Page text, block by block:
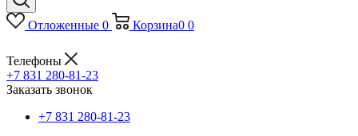
Отложенные 0 Корзина0 0
Телефоны
+7 831 280-81-23
Заказать звонок
+7 831 280-81-23